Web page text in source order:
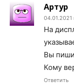
Артур
04.01.2021
На
Вы
Кому
Ответить